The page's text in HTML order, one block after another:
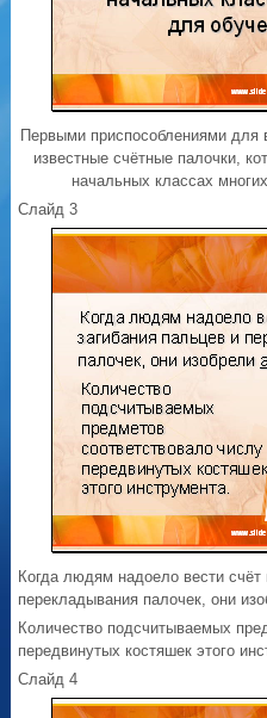
Первыми приспособлениями для
известные счётные палочки,
начальных классах
Слайд 3
Когда людям надоело вести
перекладывания палочек, они
Количество подсчитываемых
передвинутых костяшек этого
Слайд 4